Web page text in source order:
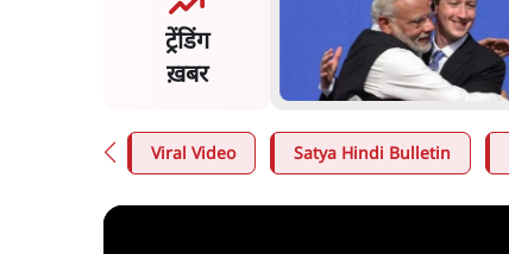
ट्रेंडिंग
ख़बर
से पूछा- क्या आप इंदिरा गांधी
Viral Video Satya Hindi Bulletin